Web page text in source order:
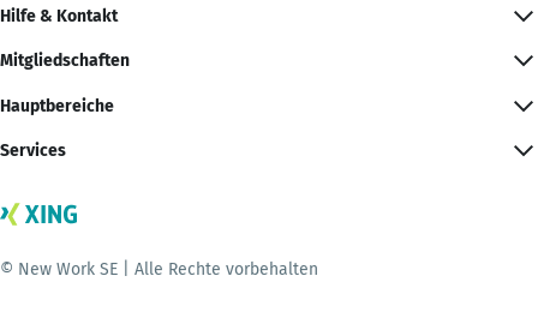
Hilfe & Kontakt
Mitgliedschaften
Hauptbereiche
Services
© New Work SE | Alle Rechte vorbehalten